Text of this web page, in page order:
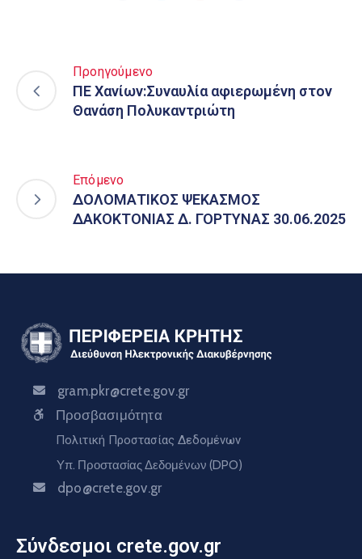
Προηγούμενο
ΠΕ Χανίων:Συναυλία αφιερωμένη στον
Θανάση Πολυκαντριώτη
Επόμενο
ΔΟΛΟΜΑΤΙΚΟΣ ΨΕΚΑΣΜΟΣ
ΔΑΚΟΚΤΟΝΙΑΣ Δ. ΓΟΡΤΥΝΑΣ 30.06.2025
gram.pkr@crete.gov.gr
Προσβασιμότητα
Πολιτική Προστασίας Δεδομένων
Υπ. Προστασίας Δεδομένων (DPO)
dpo@crete.gov.gr
Σύνδεσμοι crete.gov.gr